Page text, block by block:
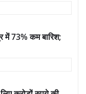
में 73% कम बारिश;